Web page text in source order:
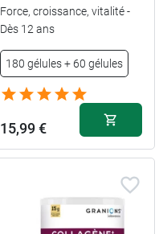
Force, croissance, vitalité -
Dès 12 ans
180 gélules + 60 gélules
15,99 €